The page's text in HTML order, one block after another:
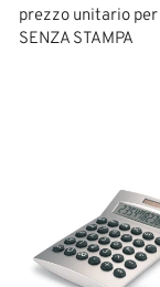
prezzo unitario per
SENZA STAMPA